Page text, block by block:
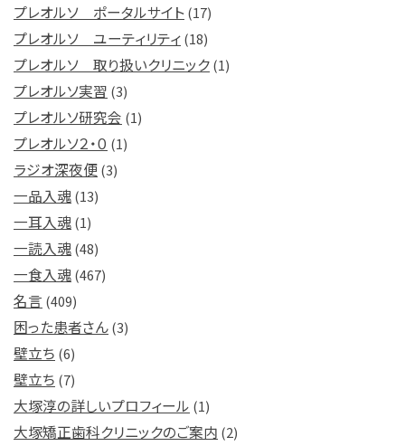
プレオルソ ポータルサイト(17)
プレオルソ ユーティリティ(18)
プレオルソ 取り扱いクリニック(1)
プレオルソ実習 (3)
プレオルソ研究会 (1)
プレオルソ２・０ (1)
ラジオ深夜便(3)
一品入魂(13)
一耳入魂(1)
一読入魂(48)
一食入魂(467)
名言 (409)
困った患者さん(3)
壁立ち (6)
壁立ち (7)
大塚淳の詳しいプロフィール (1)
大塚矯正歯科クリニックのご案内 (2)